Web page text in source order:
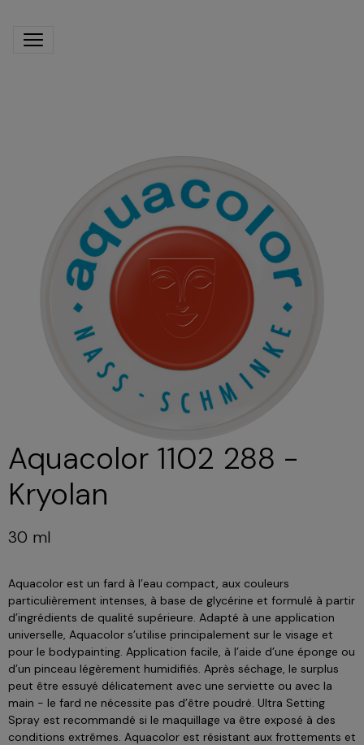
Aquacolor 1102 288 -
Kryolan
30 ml
Aquacolor est un fard à l’eau compact, aux couleurs
particulièrement intenses, à base de glycérine et formulé à partir
d’ingrédients de qualité supérieure. Adapté à une application
universelle, Aquacolor s’utilise principalement sur le visage et
pour le bodypainting. Application facile, à l’aide d’une éponge ou
d’un pinceau légèrement humidifiés. Après séchage, le surplus
peut être essuyé délicatement avec une serviette ou avec la
main - le fard ne nécessite pas d’être poudré. Ultra Setting
Spray est recommandé si le maquillage va être exposé à des
conditions extrêmes. Aquacolor est résistant aux frottements et